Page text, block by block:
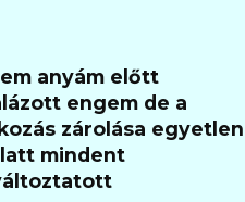
anyám előtt
engem de a
zárolása egyetlen
mindent